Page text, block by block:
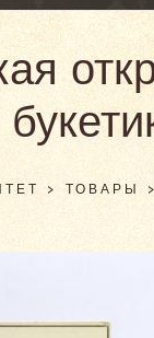
>ТОВАРЫ